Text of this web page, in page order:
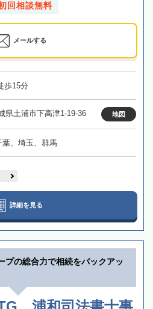
回相談無料
メールする
歩15分
県土浦市下高津1-19-36 地図
、埼玉、群馬
詳細を見る
プの総合力で相続をバックアッ